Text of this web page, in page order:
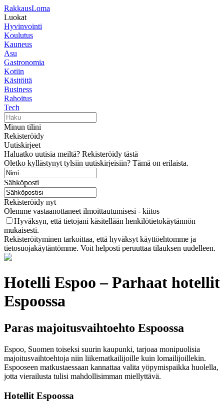
RakkausLoma
Luokat
Hyvinvointi
Koulutus
Kauneus
Asu
Gastronomia
Kotiin
Käsitöitä
Business
Rahoitus
Tech
Minun tilini
Rekisteröidy
Uutiskirjeet
Haluatko uutisia meiltä? Rekisteröidy tästä
Oletko kyllästynyt tylsiin uutiskirjeisiin? Tämä on erilaista.
Sähköposti
Rekisteröidy nyt
Olemme vastaanottaneet ilmoittautumisesi - kiitos
Hyväksyn, että tietojani käsitellään henkilötietokäytännön
mukaisesti.
Rekisteröityminen tarkoittaa, että hyväksyt käyttöehtomme ja
tietosuojakäytäntömme. Voit helposti peruuttaa tilauksen uudelleen.
Hotelli Espoo – Parhaat hotellit
Espoossa
Paras majoitusvaihtoehto Espoossa
Espoo, Suomen toiseksi suurin kaupunki, tarjoaa monipuolisia
majoitusvaihtoehtoja niin liikematkailijoille kuin lomailijoillekin.
Espooseen matkustaessaan kannattaa valita yöpymispaikka huolella,
jotta vierailusta tulisi mahdollisimman miellyttävä.
Hotellit Espoossa